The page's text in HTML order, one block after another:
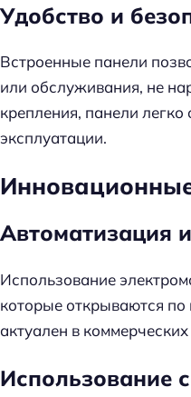
Удобство и
Встроенные панели
или обслуживания, не
крепления, панели
эксплуатации.
Автоматизация
Использование
которые открываются
актуален в
Использование